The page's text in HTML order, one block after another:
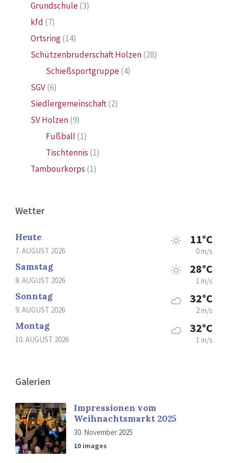
Grundschule(3)
kfd (7)
Ortsring(14)
Schützenbruderschaft Holzen(28)
Schießsportgruppe(4)
SGV(6)
Siedlergemeinschaft(2)
SV Holzen(9)
Fußball (1)
Tischtennis (1)
Tambourkorps (1)
Wetter
Heute
7. AUGUST 2026
11°C
0 m/s
Samstag
8. AUGUST 2026
28°C
1 m/s
Sonntag
9. AUGUST 2026
32°C
2 m/s
Montag
10. AUGUST 2026
32°C
1 m/s
Galerien
Impressionen vom
Weihnachtsmarkt 2025
30. November 2025
10 images